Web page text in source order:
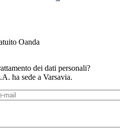
Oanda
dei dati personali?
ha sede a Varsavia.